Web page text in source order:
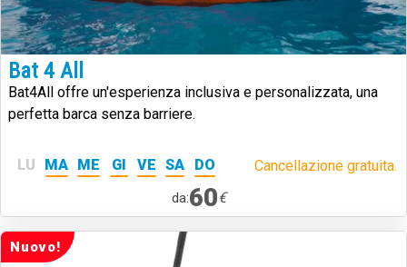
Bat 4 All
Bat4All offre un'esperienza inclusiva e personalizzata, una
perfetta barca senza barriere.
LU MA ME GI VE SA DO Cancellazione gratuita.
da:60€
Nuovo!